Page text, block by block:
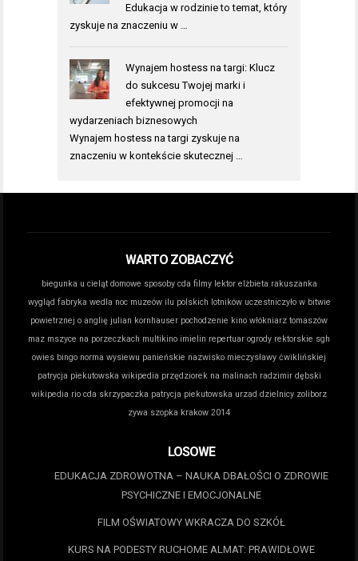
Edukacja w rodzinie to temat, który
zyskuje na znaczeniu w …
Wynajem hostess na targi: Klucz
do sukcesu Twojej marki i
efektywnej promocji na
wydarzeniach biznesowych
Wynajem hostess na targi zyskuje na
znaczeniu w kontekście skutecznej …
WARTO ZOBACZYĆ
biegunka u cieląt domowe sposoby cda filmy lektor elżbieta rakuszanka
wygląd fabryka wedla noc muzeów ilu polskich lotników uczestniczyło w bitwie
powietrznej o anglię julian kornhauser pochodzenie kino włókniarz tomaszów
maz mszyce na porzeczkach multikino imielin repertuar ogrody rektorskie sgh
owies bingo norma wysiewu panieńskie nazwisko mieczysławy ćwiklińskiej
patrycja piekutowska wikipedia przędziorek na malinach radzimir dębski
wikipedia rio cda skrzypaczka patrycja piekutowska urzad dzielnicy zoliborz
zywa szopka krakow 2014
LOSOWE
EDUKACJA ZDROWOTNA – NAUKA DBAŁOŚCI O ZDROWIE
PSYCHICZNE I EMOCJONALNE
FILM OŚWIATOWY WKRACZA DO SZKÓŁ
KURS NA PODESTY RUCHOME ALMAT: PRAWIDŁOWE